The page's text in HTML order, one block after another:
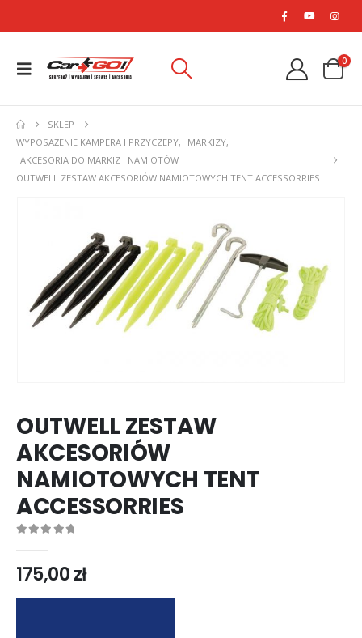
0
SKLEP
WYPOSAŻENIE KAMPERA I PRZYCZEPY, MARKIZY,
AKCESORIA DO MARKIZ I NAMIOTÓW
OUTWELL ZESTAW AKCESORIÓW NAMIOTOWYCH TENT ACCESSORRIES
OUTWELL ZESTAW
AKCESORIÓW
NAMIOTOWYCH TENT
ACCESSORRIES
175,00zł